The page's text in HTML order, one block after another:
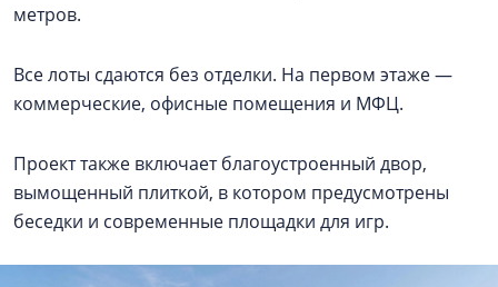
метров.
Все лоты сдаются без отделки. На первом этаже —
коммерческие, офисные помещения и МФЦ.
Проект также включает благоустроенный двор,
вымощенный плиткой, в котором предусмотрены
беседки и современные площадки для игр.